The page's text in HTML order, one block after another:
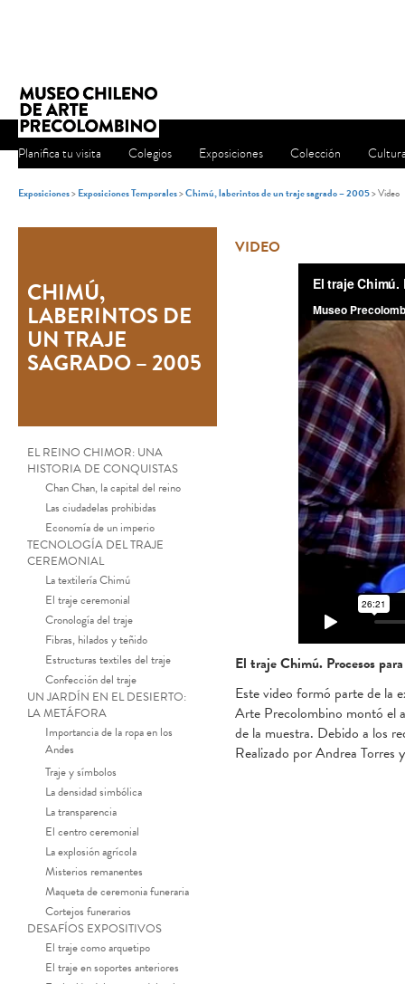
Planifica tu visita Colegios Exposiciones Colección
Exposiciones>Exposiciones Temporales>Chimú, laberintos de un traje sagrado – 2005> Video
CHIMÚ,
LABERINTOS DE
UN TRAJE
SAGRADO – 2005
EL REINO CHIMOR: UNA
HISTORIA DE CONQUISTAS
Chan Chan, la capital del reino
Las ciudadelas prohibidas
Economía de un imperio
TECNOLOGÍA DEL TRAJE
CEREMONIAL
La textilería Chimú
El traje ceremonial
Cronología del traje
Fibras, hilados y teñido
Estructuras textiles del traje
Confección del traje
UN JARDÍN EN EL DESIERTO:
LA METÁFORA
Importancia de la ropa en los
Andes
Traje y símbolos
La densidad simbólica
La transparencia
El centro ceremonial
La explosión agrícola
Misterios remanentes
Maqueta de ceremonia funeraria
Cortejos funerarios
DESAFÍOS EXPOSITIVOS
El traje como arquetipo
El traje en soportes anteriores
VIDEO
El traje Chimú. Procesos
Este video formó parte de la
Arte Precolombino montó el
de la muestra. Debido a los
Realizado por Andrea Torres